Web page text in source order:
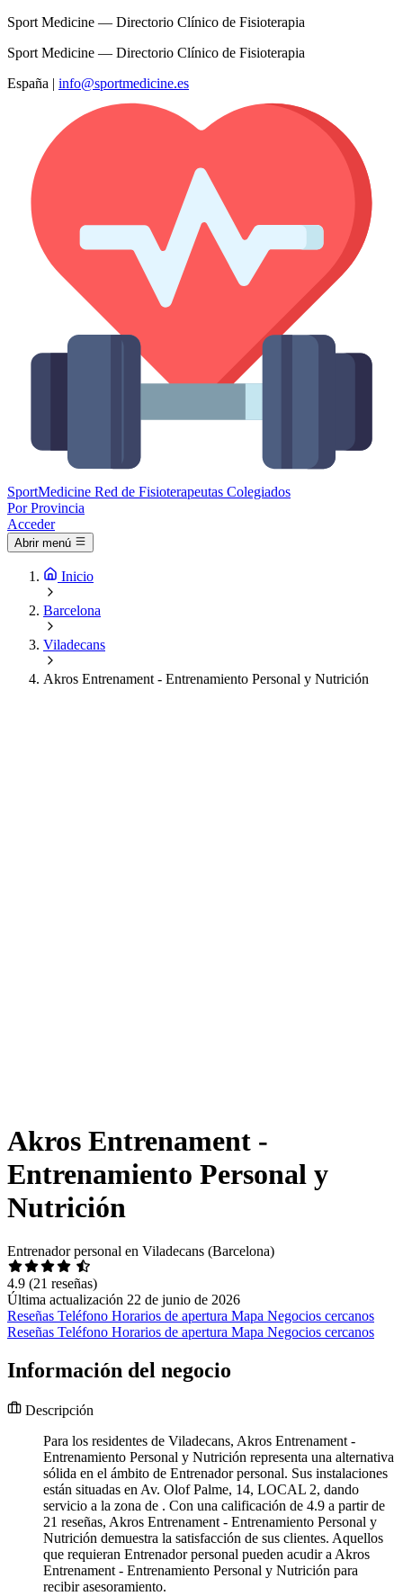
Sport Medicine — Directorio Clínico de Fisioterapia
Sport Medicine — Directorio Clínico de Fisioterapia
España | info@sportmedicine.es
SportMedicine Red de Fisioterapeutas Colegiados
Por Provincia
Acceder
Abrir menú
Inicio
Barcelona
Viladecans
Akros Entrenament - Entrenamiento Personal y Nutrición
Akros Entrenament -
Entrenamiento Personal y
Nutrición
Entrenador personal en Viladecans (Barcelona)
4.9 (21 reseñas)
Última actualización 22 de junio de 2026
Reseñas Teléfono Horarios de apertura Mapa Negocios cercanos
Reseñas Teléfono Horarios de apertura Mapa Negocios cercanos
Información del negocio
Descripción
Para los residentes de Viladecans, Akros Entrenament -
Entrenamiento Personal y Nutrición representa una alternativa
sólida en el ámbito de Entrenador personal. Sus instalaciones
están situadas en Av. Olof Palme, 14, LOCAL 2, dando
servicio a la zona de . Con una calificación de 4.9 a partir de
21 reseñas, Akros Entrenament - Entrenamiento Personal y
Nutrición demuestra la satisfacción de sus clientes. Aquellos
que requieran Entrenador personal pueden acudir a Akros
Entrenament - Entrenamiento Personal y Nutrición para
recibir asesoramiento.